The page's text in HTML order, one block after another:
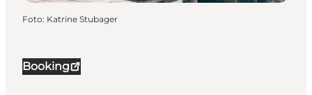
Booking
Foto: Katrine Stubager